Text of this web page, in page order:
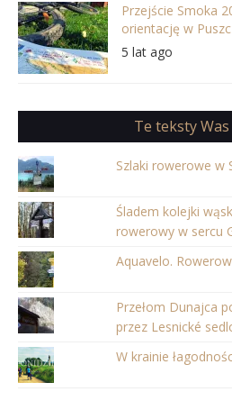
Przejście Smoka
orientację w
5 lat ago
Te teksty
Szlaki rowerowe w
Śladem kolejki
rowerowy w sercu
Aquavelo.
Przełom Dunajca
przez Lesnické
W krainie